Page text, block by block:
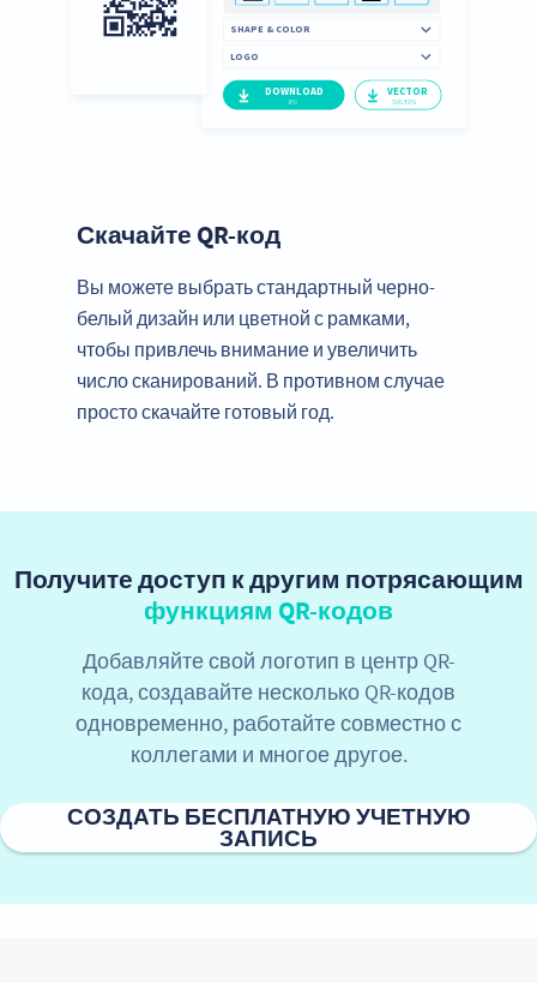
Скачайте QR-код
Вы можете выбрать стандартный черно-
белый дизайн или цветной с рамками,
чтобы привлечь внимание и увеличить
число сканирований. В противном случае
просто скачайте готовый год.
Получите доступ к другим потрясающим
функциям QR-кодов
Добавляйте свой логотип в центр QR-
кода, создавайте несколько QR-кодов
одновременно, работайте совместно с
коллегами и многое другое.
СОЗДАТЬ БЕСПЛАТНУЮ УЧЕТНУЮ
ЗАПИСЬ